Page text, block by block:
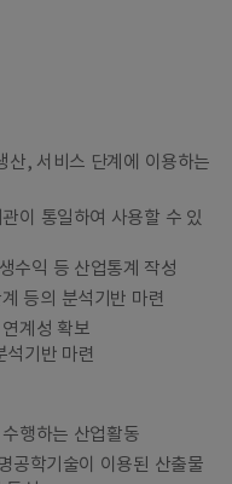
산, 서비스 단계에 이용하는
이 통일하여 사용할 수 있
수익 등 산업통계 작성
등의 분석기반 마련
계성 확보
석기반 마련
행하는 산업활동
공학기술이 이용된 산출물